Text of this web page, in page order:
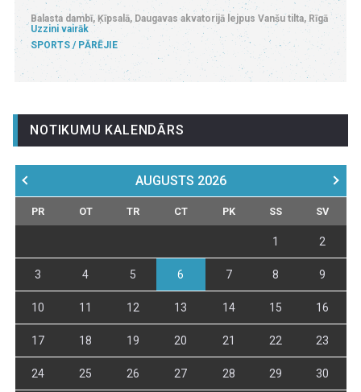
Balasta dambī, Ķīpsalā, Daugavas akvatorijā lejpus Vanšu tilta, Rīgā
Uzzini vairāk
SPORTS
PĀRĒJIE
NOTIKUMU KALENDĀRS
AUGUSTS 2026
PR OT TR CT PK SS SV
1 2
3 4 5 6 7 8 9
10 11 12 13 14 15 16
17 18 19 20 21 22 23
24 25 26 27 28 29 30